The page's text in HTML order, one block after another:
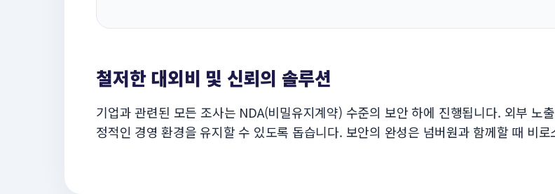
철저한 대외비 및 신뢰의 솔루션
기업과 관련된 모든 조사는 NDA(비밀유지계약) 수준의 보안 하에 진행됩니다. 외부 노
정적인 경영 환경을 유지할 수 있도록 돕습니다. 보안의 완성은 넘버원과 함께할 때 비